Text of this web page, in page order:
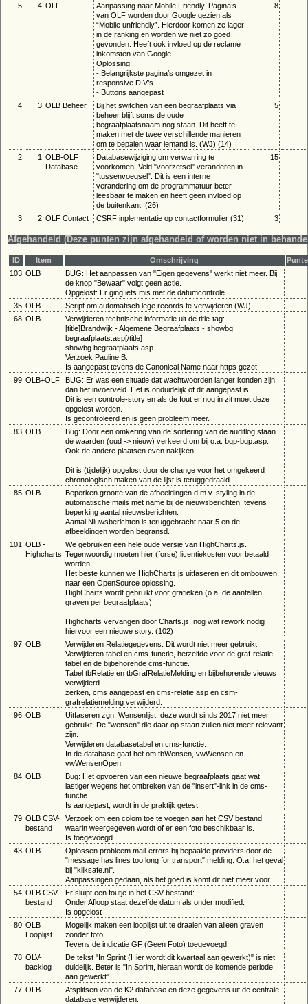
5 4 OLF
Aanpassing naar Mobile Friendly. Pagina’s
van OLF worden door Google gezien als
“Mobile unfriendly”. Hierdoor komen ze lager
in de ranking en worden we niet zo goed
gevonden. Heeft ook invloed op de reclame
inkomsten van Google.
Oplossing:
- Belangrijkste pagina’s omgezet in
responsive DIV’s
- Buttons aangepast
8
4 3 OLB Beheer
Bij het switchen van een begraafplaats via
beheer blijft soms de oude
begraafplaatsnaam nog staan. Dit heeft te
maken met de twee verschillende manieren
om te bepalen waar iemand is. (WJ) (14)
5
2 1 OLB-OLF
Database
Databasewijziging om verwarring te
voorkomen: Veld "voorzetsel" veranderen in
"tussenvoegsel". Dit is een interne
verandering om de programmatuur beter
leesbaar te maken en heeft geen invloed op
de buitenkant. (26)
15
3 2 OLF Contact CSRF inplementatie op contactformulier (31) 3
Afgehandeld (Deze punten zijn afgehandeld of worden niet in
ID Item Omschrijving
103 OLB
BUG: Het aanpassen van "Eigen gegevens" werkt niet meer. Bij
de knop "Bewaar" volgt geen actie.
Opgelost: Er ging iets mis met de datumcontrole
35 OLB
Script om automatisch lege records te verwijderen (WJ)
68 OLB
Verwijderen technische informatie uit de title-tag:
[title]Brandwijk - Algemene Begraafplaats - showbg
begraafplaats.asp[/title]
showbg begraafplaats.asp
Verzoek Pauline B.
Is aangepast tevens de Canonical Name naar https gezet.
99 OLB+OLF
BUG: Er was een situatie dat wachtwoorden langer konden zijn
dan het invoerveld. Het is onduidelijk of dit aangepast is.
Dit is een controle-story en als de fout er nog in zit moet deze
opgelost worden.
Is gecontroleerd en is geen probleem meer.
83 OLB
Bug: Door een omkering van de sortering van de auditlog staan
de waarden (oud -> nieuw) verkeerd om bij o.a. bgp-bgp.asp.
Ook de andere plaatsen even nakijken.
Dit is (tijdelijk) opgelost door de change voor het omgekeerd
chronologisch maken van de lijst is teruggedraaid.
85 OLB
Beperken grootte van de afbeeldingen d.m.v. styling in de
automatische mails met name bij de nieuwsberichten, tevens
beperking aantal nieuwsberichten.
Aantal Niuwsberichten is teruggebracht naar 5 en de
afbeeldingen worden begransd.
101 OLB -
Highcharts
We gebruiken een hele oude versie van HighCharts.js.
Tegenwoordig moeten hier (forse) licentiekosten voor betaald
worden.
Het beste kunnen we HighCharts.js uitfaseren en dit ombouwen
naar een OpenSource oplossing.
HighCharts wordt gebruikt voor grafieken (o.a. de aantallen
graven per begraafplaats)
Highcharts vervangen door Charts.js, nog wat rework nodig
hiervoor een nieuwe story. (102)
97 OLB
Verwijderen Relatiegegevens. Dit wordt niet meer gebruikt.
Verwijderen tabel en cms-functie, hetzelfde voor de graf-relatie
tabel en de bijbehorende cms-functie.
Tabel tbRelatie en tbGrafRelatieMelding en bijbehorende vieuws
verwijderd
zerken, cms aangepast en cms-relatie.asp en csm-
grafrelatiemelding verwijderd.
96 OLB
Uitfaseren zgn. Wensenlijst, deze wordt sinds 2017 niet meer
gebruikt. De "wensen" die daar op staan zullen niet meer relevant
zijn.
Verwijderen databasetabel en cms-functie.
In de database gaat het om tbWensen, vwWensen en
vwWensenOpen
84 OLB
Bug: Het opvoeren van een nieuwe begraafplaats gaat wat
lastiger wegens het ontbreken van de "insert"-link in de cms-
functie.
Is aangepast, wordt in de praktijk getest.
79 OLB CSV-
bestand
Verzoek om een colom toe te voegen aan het CSV bestand
waarin weergegeven wordt of er een foto beschikbaar is.
Is toegevoegd
43 OLB
Oplossen probleem mail-errors bij bepaalde providers door de
"message has lines too long for transport" melding. O.a. het geval
bij "kliksafe.nl".
Aanpassingen gedaan, als het goed is komt dit niet meer voor.
54 OLB CSV
bestand
Er sluipt een foutje in het CSV bestand:
Onder Afloop staat dezelfde datum als onder modified.
Is opgelost
80 OLB
Looplijst
Mogelijk maken een looplijst uit te draaien van alleen graven
zonder foto.
Tevens de indicatie GF (Geen Foto) toegevoegd.
78 OLV-
backlog
De tekst "In Sprint (Hier wordt dit kwartaal aan gewerkt)" is niet
duidelijk. Beter is "In Sprint, hieraan wordt de komende periode
aan gewerkt"
77 OLB
Afsplitsen van de K2 database en deze gegevens uit de centrale
database verwijderen.